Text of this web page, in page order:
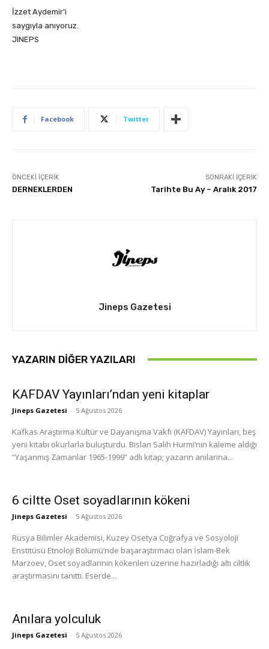
İzzet Aydemir’i
saygıyla anıyoruz.
JINEPS
Facebook Twitter
ÖNCEKI İÇERIK
DERNEKLERDEN
SONRAKI İÇERIK
Tarihte Bu Ay – Aralık 2017
Jineps Gazetesi
YAZARIN DIĞER YAZILARI
KAFDAV Yayınları’ndan yeni kitaplar
Jineps Gazetesi - 5 Ağustos 2026
Kafkas Araştırma Kültür ve Dayanışma Vakfı (KAFDAV) Yayınları, beş
yeni kitabı okurlarla buluşturdu. Bislan Salih Hurmi’nin kaleme aldığı
“Yaşanmış Zamanlar 1965-1999” adlı kitap; yazarın anılarına...
6 ciltte Oset soyadlarının kökeni
Jineps Gazetesi - 5 Ağustos 2026
Rusya Bilimler Akademisi, Kuzey Osetya Coğrafya ve Sosyoloji
Enstitüsü Etnoloji Bölümü’nde başaraştırmacı olan İslam-Bek
Marzoev, Oset soyadlarının kökenleri üzerine hazırladığı altı ciltlik
araştırmasını tanıttı. Eserde...
Anılara yolculuk
Jineps Gazetesi - 5 Ağustos 2026